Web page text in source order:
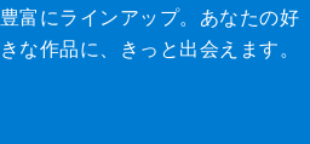
豊富にラインアップ。あなたの好
きな作品に、きっと出会えます。